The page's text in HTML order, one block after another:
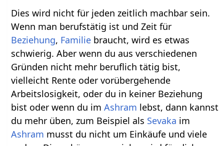
Dies wird nicht für jeden zeitlich machbar sein.
Wenn man berufstätig ist und Zeit für
Beziehung, Familie braucht, wird es etwas
schwierig. Aber wenn du aus verschiedenen
Gründen nicht mehr beruflich tätig bist,
vielleicht Rente oder vorübergehende
Arbeitslosigkeit, oder du in keiner Beziehung
bist oder wenn du imAshram lebst, dann kannst
du mehr üben, zum Beispiel als Sevaka im
Ashram musst du nicht um Einkäufe und viele